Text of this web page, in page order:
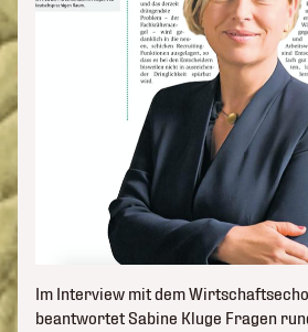
Im Interview mit dem
beantwortet Sabine Kluge Fragen